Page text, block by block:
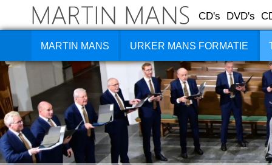
CD's DVD's
MARTIN MANS URKER MANS FORMATIE